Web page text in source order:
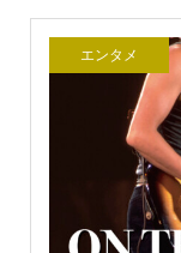
エンタメ